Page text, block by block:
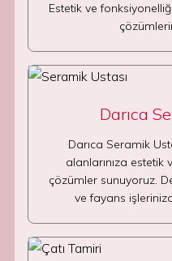
Estetik ve
Darıca
Darıca Seramik
alanlarınıza
çözümler sunuyoruz.
ve fayans